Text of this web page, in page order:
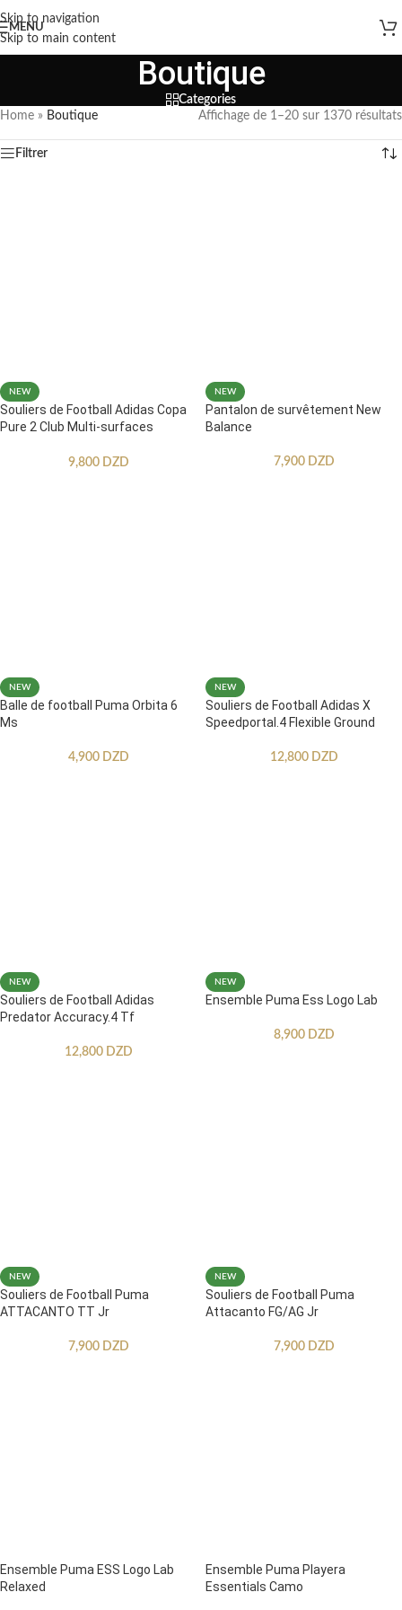
Skip to navigation
Skip to main content
MENU
Boutique
Categories
Home » Boutique Affichage de 1–20 sur 1370 résultats
Filtrer
NEW
Souliers de Football Adidas Copa
Pure 2 Club Multi-surfaces
9,800 DZD
NEW
Pantalon de survêtement New
Balance
7,900 DZD
NEW
Balle de football Puma Orbita 6
Ms
4,900 DZD
NEW
Souliers de Football Adidas X
Speedportal.4 Flexible Ground
12,800 DZD
NEW
Souliers de Football Adidas
Predator Accuracy.4 Tf
12,800 DZD
NEW
Ensemble Puma Ess Logo Lab
8,900 DZD
NEW
Souliers de Football Puma
ATTACANTO TT Jr
7,900 DZD
NEW
Souliers de Football Puma
Attacanto FG/AG Jr
7,900 DZD
Ensemble Puma ESS Logo Lab
Relaxed
Ensemble Puma Playera
Essentials Camo